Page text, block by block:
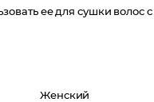
ее для сушки
Женский